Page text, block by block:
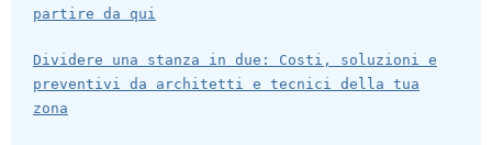
partire da qui
Dividere una stanza in due: Costi, soluzioni e
preventivi da architetti e tecnici della tua
zona